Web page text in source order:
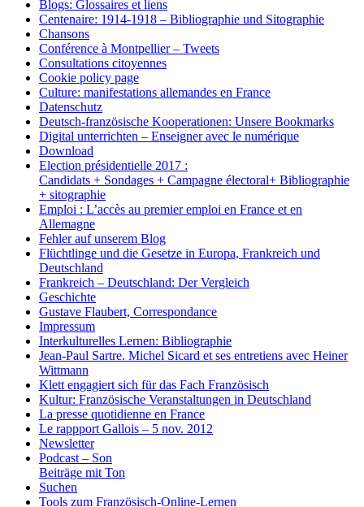
Blogs: Glossaires et liens
Centenaire: 1914-1918 – Bibliographie und Sitographie
Chansons
Conférence à Montpellier – Tweets
Consultations citoyennes
Cookie policy page
Culture: manifestations allemandes en France
Datenschutz
Deutsch-französische Kooperationen: Unsere Bookmarks
Digital unterrichten – Enseigner avec le numérique
Download
Election présidentielle 2017 :
Candidats + Sondages + Campagne électoral+ Bibliographie
+ sitographie
Emploi : L’accès au premier emploi en France et en
Allemagne
Fehler auf unserem Blog
Flüchtlinge und die Gesetze in Europa, Frankreich und
Deutschland
Frankreich – Deutschland: Der Vergleich
Geschichte
Gustave Flaubert, Correspondance
Impressum
Interkulturelles Lernen: Bibliographie
Jean-Paul Sartre. Michel Sicard et ses entretiens avec Heiner
Wittmann
Klett engagiert sich für das Fach Französisch
Kultur: Französische Veranstaltungen in Deutschland
La presse quotidienne en France
Le rappport Gallois – 5 nov. 2012
Newsletter
Podcast – Son
Beiträge mit Ton
Suchen
Tools zum Französisch-Online-Lernen